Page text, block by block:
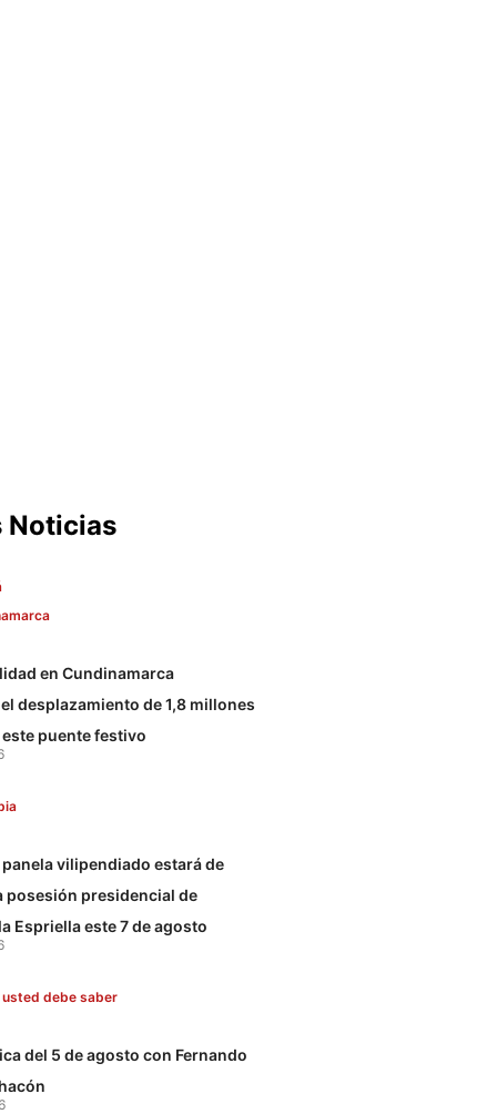
Noticias
en Cundinamarca
desplazamiento de 1,8 millones
puente festivo
vilipendiado estará de
posesión presidencial de
Espriella este 7 de agosto
usted debe saber
del 5 de agosto con Fernando